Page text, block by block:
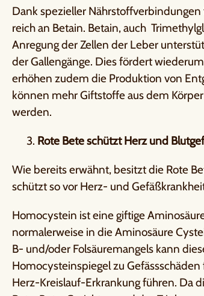
Dank spezieller
reich an Betain. Betain, auch
Anregung der Zellen der Leber
der Gallengänge. Dies fördert
erhöhen zudem die Produktion von
können mehr Giftstoffe aus dem
werden.
3. Rote Bete schützt Herz und
Wie bereits erwähnt, besitzt die Rote
schützt so vor Herz- und
Homocystein ist eine giftige
normalerweise in die Aminosäure
B- und/oder Folsäuremangels kann
Homocysteinspiegel zu
Herz-Kreislauf-Erkrankung führen. Da